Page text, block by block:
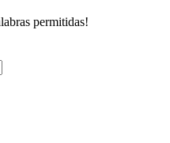
permitidas!